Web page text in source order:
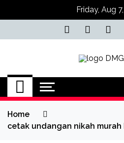
Friday, Aug
Jasa
DMG
Home
cetak undangan nikah murah